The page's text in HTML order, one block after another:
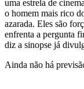
uma estrela de
o homem mais rico
azarada. Eles são
enfrenta a pergunta
diz a sinopse já
Ainda não há